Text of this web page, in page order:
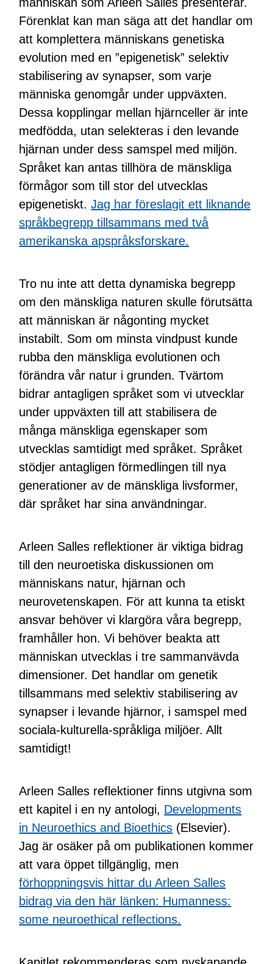
Förenklat kan man säga att det handlar om
att komplettera människans genetiska
evolution med en ”epigenetisk” selektiv
stabilisering av synapser, som varje
människa genomgår under uppväxten.
Dessa kopplingar mellan hjärnceller är inte
medfödda, utan selekteras i den levande
hjärnan under dess samspel med miljön.
Språket kan antas tillhöra de mänskliga
förmågor som till stor del utvecklas
epigenetiskt.Jag har föreslagit ett liknande
språkbegrepp tillsammans med två
amerikanska apspråksforskare.
Tro nu inte att detta dynamiska begrepp
om den mänskliga naturen skulle förutsätta
att människan är någonting mycket
instabilt. Som om minsta vindpust kunde
rubba den mänskliga evolutionen och
förändra vår natur i grunden. Tvärtom
bidrar antagligen språket som vi utvecklar
under uppväxten till att stabilisera de
många mänskliga egenskaper som
utvecklas samtidigt med språket. Språket
stödjer antagligen förmedlingen till nya
generationer av de mänskliga livsformer,
där språket har sina användningar.
Arleen Salles reflektioner är viktiga bidrag
till den neuroetiska diskussionen om
människans natur, hjärnan och
neurovetenskapen. För att kunna ta etiskt
ansvar behöver vi klargöra våra begrepp,
framhåller hon. Vi behöver beakta att
människan utvecklas i tre sammanvävda
dimensioner. Det handlar om genetik
tillsammans med selektiv stabilisering av
synapser i levande hjärnor, i samspel med
sociala-kulturella-språkliga miljöer. Allt
samtidigt!
Arleen Salles reflektioner finns utgivna som
ett kapitel i en ny antologi, Developments
in Neuroethics and Bioethics (Elsevier).
Jag är osäker på om publikationen kommer
att vara öppet tillgänglig, men
förhoppningsvis hittar du Arleen Salles
bidrag via den här länken: Humanness:
some neuroethical reflections.